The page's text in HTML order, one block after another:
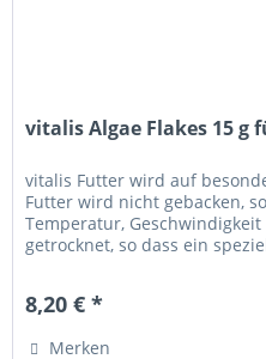
vitalis Algae Flakes 15 g
vitalis Futter wird auf
Futter wird nicht gebacken,
Temperatur,
getrocknet, so dass ein
8,20 € *
Merken